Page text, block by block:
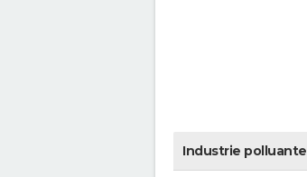
Industrie polluante